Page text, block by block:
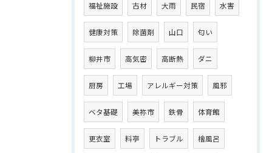
福祉施設 古材 大雨 民宿 水害
健康対策 除菌剤 山口 匂い
柳井市 高気密 高断熱 ダニ
厨房 工場 アレルギー対策 風邪
ベタ基礎 美祢市 鉄骨 体育館
更衣室 料亭 トラブル 檜風呂